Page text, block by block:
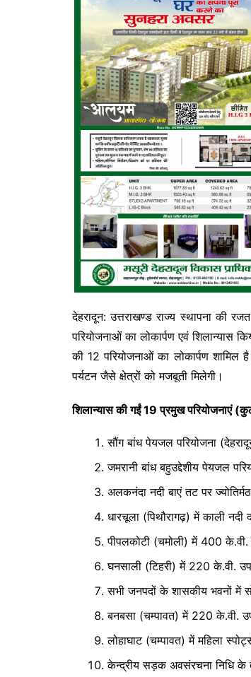
देहरादून: उत्तराखण्ड राज्य स्थापना की
परियोजनाओं का लोकार्पण एवं
की 12 परियोजनाओं का लोकार्पण शामिल
पर्यटन जैसे क्षेत्रों को मजबूती मिलेगी।
शिलान्यास की गईं 19 प्रमुख
सौंग बांध पेयजल परियोजना
जमरानी बांध बहुउद्देशीय पेयजल
अलकनंदा नदी बाएं तट पर
धारचूला (पिथौरागढ़) में काली
पीपलकोटी (चमोली) में 400
घनसाली (टिहरी) में 220 के.वी.
सभी जनपदों के शासकीय भवनों में
बनबसा (चम्पावत) में 220 के.वी.
लोहाघाट (चम्पावत) में महिला
केन्द्रीय सड़क अवसंरचना निधि